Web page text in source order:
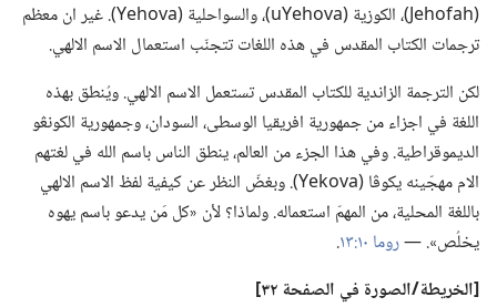
(‏‏h‏a‏f‏o‏h‏e‏J‏)‏،‏ الكوزية (‏‏a‏v‏o‏h‏e‏Y‏u‏)‏،‏ والسواحلية (‏‏a‏v‏o‏h‏e‏Y‏)‏.‏ غير ان معظم
ترجمات الكتاب المقدس في هذه اللغات تتجنّب استعمال الاسم الالهي.‏
لكن الترجمة الزاندية للكتاب المقدس تستعمل الاسم الالهي.‏ ويُنطق بهذه
اللغة في اجزاء من جمهورية افريقيا الوسطى،‏ السودان،‏ وجمهورية الكونڠو
الديموقراطية.‏ وفي هذا الجزء من العالم،‏ ينطق الناس باسم الله في لغتهم
الام مهجّينه يكوڤا (‏‏a‏v‏o‏k‏e‏Y‏)‏.‏ وبغضّ النظر عن كيفية لفظ الاسم الالهي
باللغة المحلية،‏ من المهمّ استعماله.‏ ولماذا؟‏ لأن «كل مَن يدعو باسم يهوه
يخلُص».‏ —‏روما ١٠:‏١٣
‏.‏
‏[الخريطة/‏الصورة في الصفحة ٣٢]‏